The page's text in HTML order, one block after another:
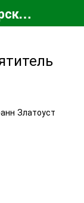
Магазин Киево-Печерской Лавры